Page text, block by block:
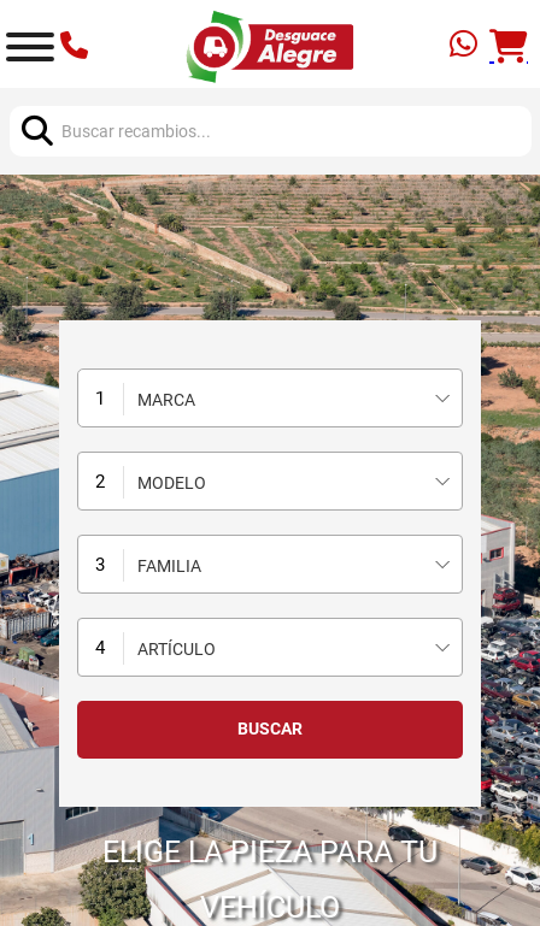
MARCA
MODELO
FAMILIA
ARTÍCULO
ELIGE LA PIEZA PARA TU
VEHÍCULO